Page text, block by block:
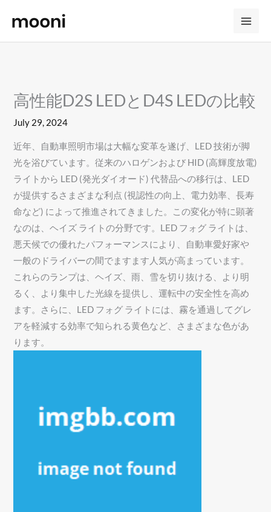
content
高性能D2S LEDとD4S LEDの比較
July 29, 2024
近年、自動車照明市場は大幅な変革を遂げ、LED 技術が脚
光を浴びています。従来のハロゲンおよび HID (高輝度放電)
ライトから LED (発光ダイオード) 代替品への移行は、LED
が提供するさまざまな利点 (視認性の向上、電力効率、長寿
命など) によって推進されてきました。この変化が特に顕著
なのは、ヘイズ ライトの分野です。LED フォグ ライトは、
悪天候での優れたパフォーマンスにより、自動車愛好家や
一般のドライバーの間でますます人気が高まっています。
これらのランプは、ヘイズ、雨、雪を切り抜ける、より明
るく、より集中した光線を提供し、運転中の安全性を高め
ます。さらに、LED フォグ ライトには、霧を通過してグレ
アを軽減する効率で知られる黄色など、さまざまな色があ
ります。